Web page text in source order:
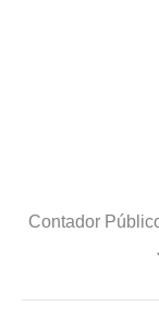
Contador